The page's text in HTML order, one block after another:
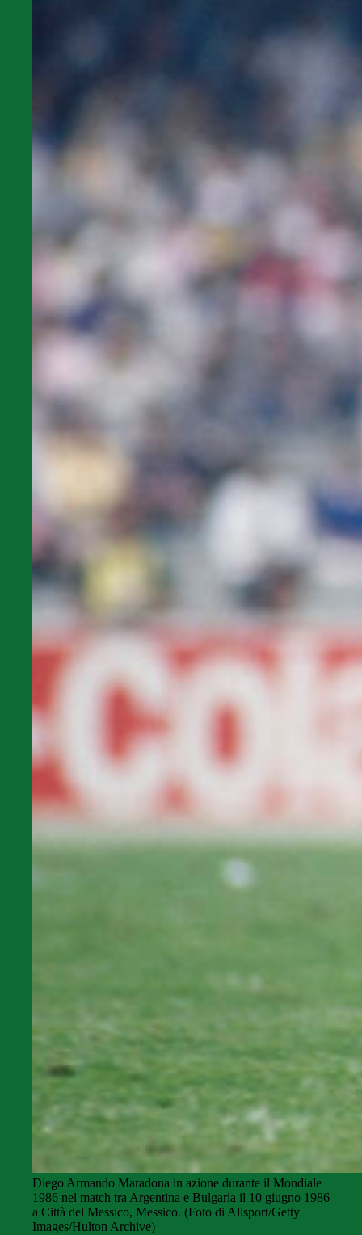
Diego Armando Maradona in azione durante il Mondiale
1986 nel match tra Argentina e Bulgaria il 10 giugno 1986
a Città del Messico, Messico. (Foto di Allsport/Getty
Images/Hulton Archive)